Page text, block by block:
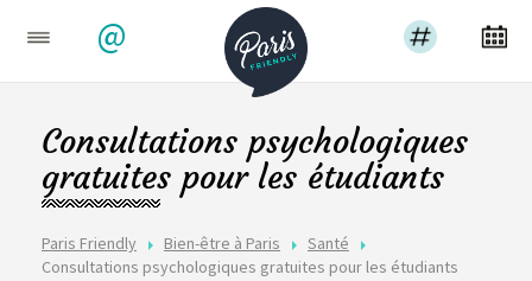
@
Paris Friendly Bien-être à Paris
Santé
Consultations psychologiques gratuites pour les étudiants
Consultations psychologiques
gratuites pour les étudiants